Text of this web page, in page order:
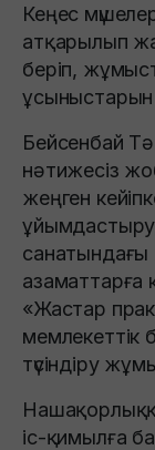
Кеңес
атқарылып
беріп,
ұсыныстарын
Бейсенбай
нәтижесіз
жеңген
азаматтарға
«Жастар
мемлекеттік
түсіндіру
іс-қимылға